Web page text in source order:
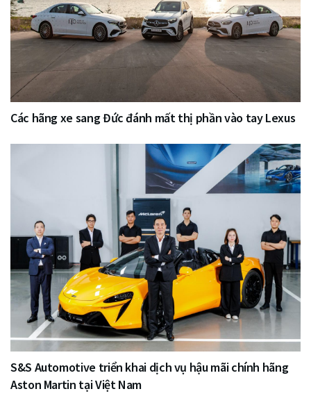
Các hãng xe sang Đức đánh mất thị phần vào tay Lexus
S&S Automotive triển khai dịch vụ hậu mãi chính hãng
Aston Martin tại Việt Nam